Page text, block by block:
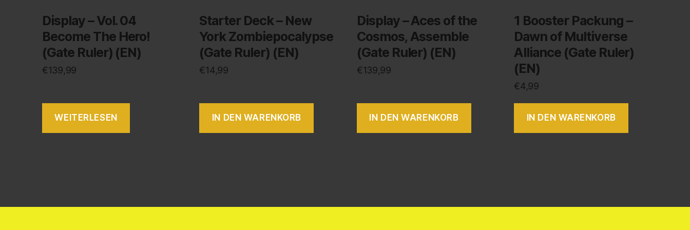
Display – Vol. 04
Become The Hero!
(Gate Ruler) (EN)
€139,99
WEITERLESEN
Starter Deck – New
York Zombiepocalypse
(Gate Ruler) (EN)
€14,99
IN DEN WARENKORB
Display – Aces of the
Cosmos, Assemble
(Gate Ruler) (EN)
€139,99
IN DEN WARENKORB
1 Booster Packung –
Dawn of Multiverse
Alliance (Gate Ruler)
(EN)
€4,99
IN DEN WARENKORB